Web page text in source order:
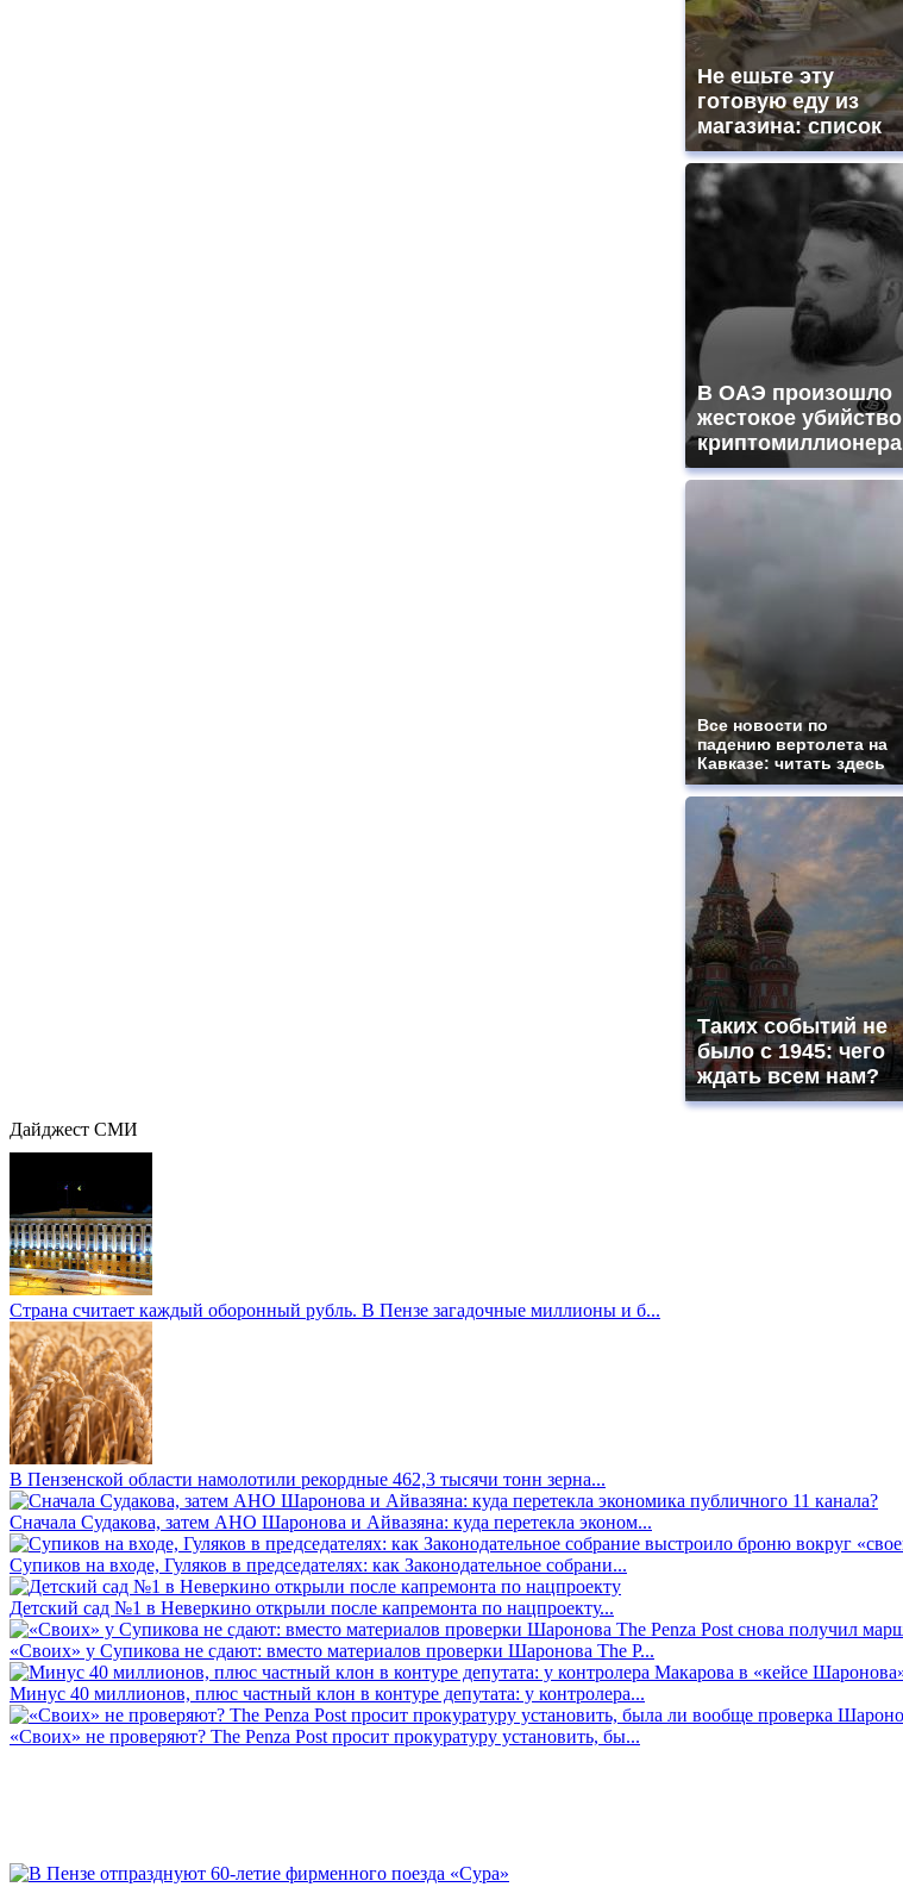
Не ешьте эту
готовую еду из
магазина: список
В ОАЭ произошло
жестокое убийство
криптомиллионера
Все новости по
падению вертолета на
Кавказе: читать здесь
Таких событий не
было с 1945: чего
ждать всем нам?
Дайджест СМИ
Страна считает каждый оборонный рубль. В Пензе загадочные миллионы и б...
В Пензенской области намолотили рекордные 462,3 тысячи тонн зерна...
Сначала Судакова, затем АНО Шаронова и Айвазяна: куда перетекла эконом...
Супиков на входе, Гуляков в председателях: как Законодательное собрани...
Детский сад №1 в Неверкино открыли после капремонта по нацпроекту...
«Своих» у Супикова не сдают: вместо материалов проверки Шаронова The P...
Минус 40 миллионов, плюс частный клон в контуре депутата: у контролера...
«Своих» не проверяют? The Penza Post просит прокуратуру установить, бы...